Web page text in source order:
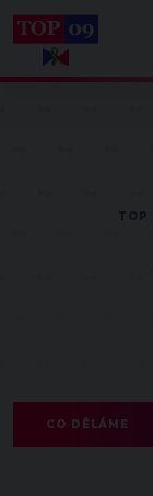
CO DĚLÁME